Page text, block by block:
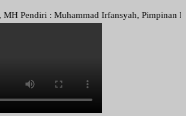
: Muhammad Irfansyah, Pimpinan